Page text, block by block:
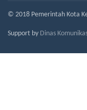
© 2018 Pemerintah Kota
Support by Dinas